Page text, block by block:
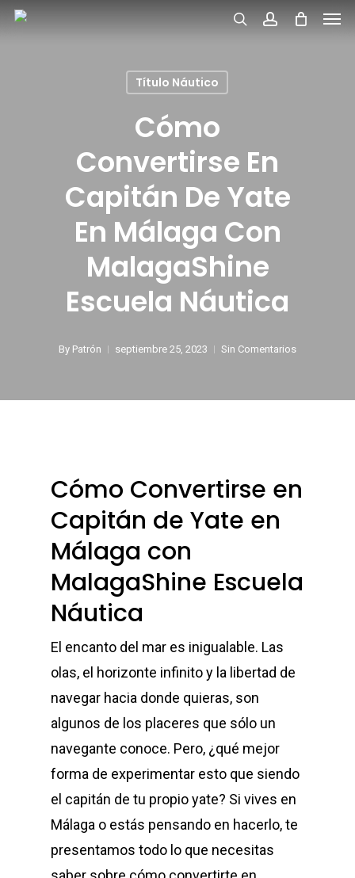
Skip
Título Náutico
Cómo
Convertirse En
Capitán De Yate
En Málaga Con
MalagaShine
Escuela Náutica
By Patrón septiembre 25, 2023 Sin Comentarios
Cómo Convertirse en
Capitán de Yate en
Málaga con
MalagaShine Escuela
Náutica
El encanto del mar es inigualable. Las
olas, el horizonte infinito y la libertad de
navegar hacia donde quieras, son
algunos de los placeres que sólo un
navegante conoce. Pero, ¿qué mejor
forma de experimentar esto que siendo
el capitán de tu propio yate? Si vives en
Málaga o estás pensando en hacerlo, te
presentamos todo lo que necesitas